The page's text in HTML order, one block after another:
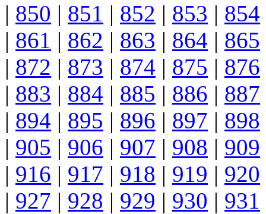
| 850 | 851 | 852 | 853 | 854
| 861 | 862 | 863 | 864 | 865
| 872 | 873 | 874 | 875 | 876
| 883 | 884 | 885 | 886 | 887
| 894 | 895 | 896 | 897 | 898
| 905 | 906 | 907 | 908 | 909
| 916 | 917 | 918 | 919 | 920
| 927 | 928 | 929 | 930 | 931